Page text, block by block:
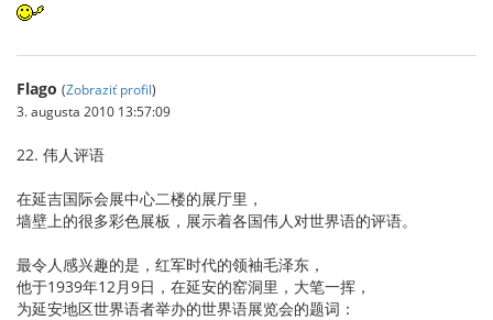
Flago (Zobraziť profil)
3. augusta 2010 13:57:09
22. 伟人评语
在延吉国际会展中心二楼的展厅里，
墙壁上的很多彩色展板，展示着各国伟人对世界语的评语。
最令人感兴趣的是，红军时代的领袖毛泽东，
他于1939年12月9日，在延安的窑洞里，大笔一挥，
为延安地区世界语者举办的世界语展览会的题词：